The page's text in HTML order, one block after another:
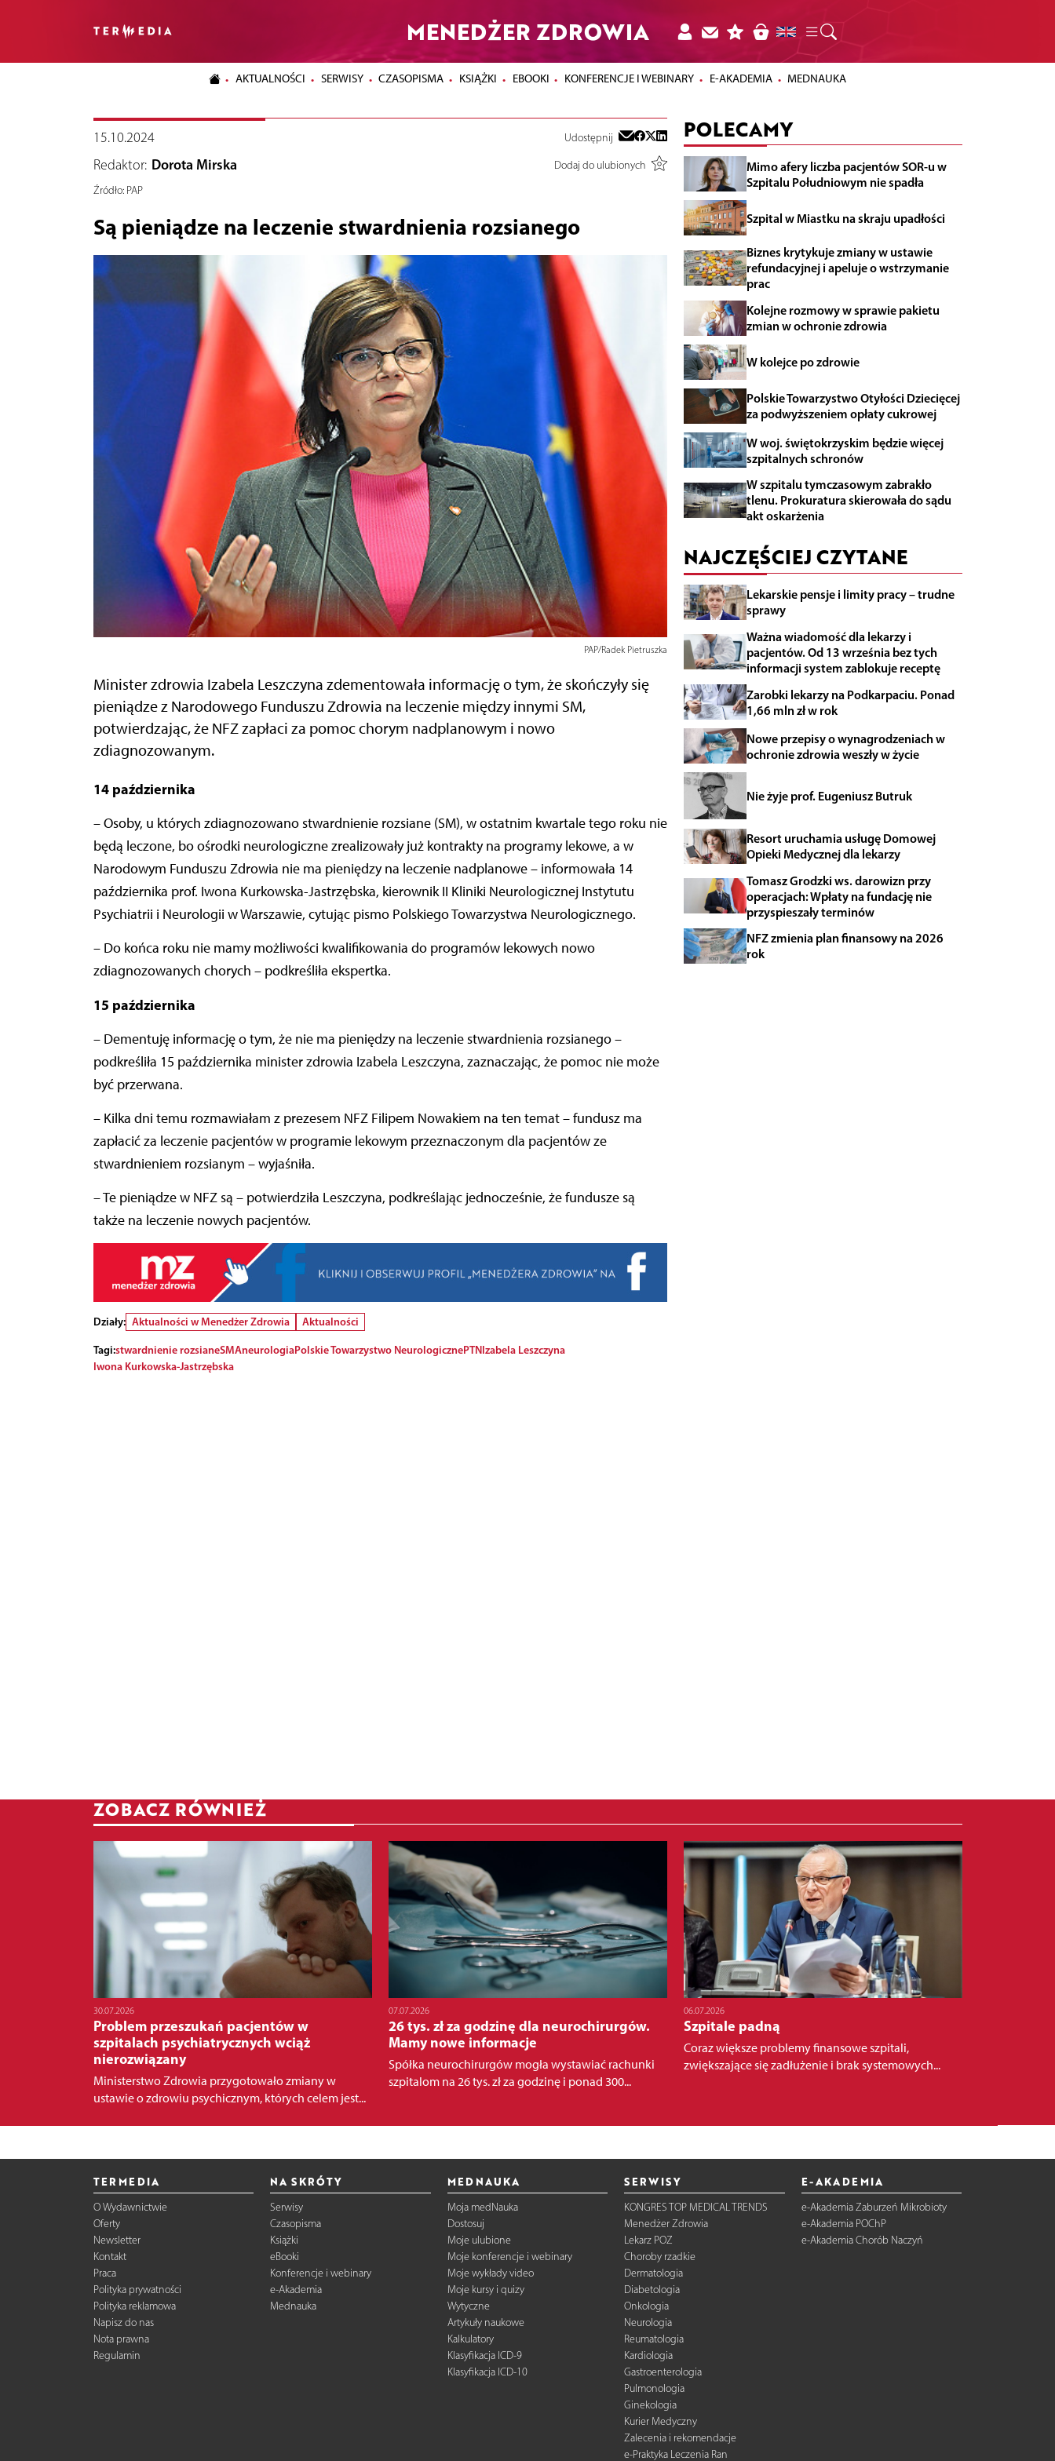
MENEDŻER ZDROWIA
AKTUALNOŚCI SERWISY CZASOPISMA KSIĄŻKI EBOOKI KONFERENCJE I WEBINARY E-AKADEMIA MEDNAUKA
15.10.2024 Udostępnij
Redaktor: Dorota Mirska
Dodaj do ulubionych
Źródło:PAP
Są pieniądze na leczenie stwardnienia rozsianego
PAP/Radek Pietruszka
Minister zdrowia Izabela Leszczyna zdementowała informację o tym, że skończyły się
pieniądze z Narodowego Funduszu Zdrowia na leczenie między innymi SM,
potwierdzając, że NFZ zapłaci za pomoc chorym nadplanowym i nowo
zdiagnozowanym.
14 października
– Osoby, u których zdiagnozowano stwardnienie rozsiane (SM), w ostatnim kwartale tego roku nie
będą leczone, bo ośrodki neurologiczne zrealizowały już kontrakty na programy lekowe, a w
Narodowym Funduszu Zdrowia nie ma pieniędzy na leczenie nadplanowe – informowała 14
października prof. Iwona Kurkowska-Jastrzębska, kierownik II Kliniki Neurologicznej Instytutu
Psychiatrii i Neurologii w Warszawie, cytując pismo Polskiego Towarzystwa Neurologicznego.
– Do końca roku nie mamy możliwości kwalifikowania do programów lekowych nowo
zdiagnozowanych chorych – podkreśliła ekspertka.
15 października
– Dementuję informację o tym, że nie ma pieniędzy na leczenie stwardnienia rozsianego –
podkreśliła 15 października minister zdrowia Izabela Leszczyna, zaznaczając, że pomoc nie może
być przerwana.
– Kilka dni temu rozmawiałam z prezesem NFZ Filipem Nowakiem na ten temat – fundusz ma
zapłacić za leczenie pacjentów w programie lekowym przeznaczonym dla pacjentów ze
stwardnieniem rozsianym – wyjaśniła.
– Te pieniądze w NFZ są – potwierdziła Leszczyna, podkreślając jednocześnie, że fundusze są
także na leczenie nowych pacjentów.
Działy: Aktualności w Menedżer Zdrowia
Aktualności
Tagi:stwardnienie rozsianeSMAneurologiaPolskie Towarzystwo NeurologicznePTNIzabela Leszczyna
Iwona Kurkowska-Jastrzębska
POLECAMY
Mimo afery liczba pacjentów SOR-u w
Szpitalu Południowym nie spadła
Szpital w Miastku na skraju upadłości
Biznes krytykuje zmiany w ustawie
refundacyjnej i apeluje o wstrzymanie
prac
Kolejne rozmowy w sprawie pakietu
zmian w ochronie zdrowia
W kolejce po zdrowie
Polskie Towarzystwo Otyłości Dziecięcej
za podwyższeniem opłaty cukrowej
W woj. świętokrzyskim będzie więcej
szpitalnych schronów
W szpitalu tymczasowym zabrakło
tlenu. Prokuratura skierowała do sądu
akt oskarżenia
NAJCZĘŚCIEJ CZYTANE
Lekarskie pensje i limity pracy – trudne
sprawy
Ważna wiadomość dla lekarzy i
pacjentów. Od 13 września bez tych
informacji system zablokuje receptę
Zarobki lekarzy na Podkarpaciu. Ponad
1,66 mln zł w rok
Nowe przepisy o wynagrodzeniach w
ochronie zdrowia weszły w życie
Nie żyje prof. Eugeniusz Butruk
Resort uruchamia usługę Domowej
Opieki Medycznej dla lekarzy
Tomasz Grodzki ws. darowizn przy
operacjach: Wpłaty na fundację nie
przyspieszały terminów
NFZ zmienia plan finansowy na 2026
rok
ZOBACZ RÓWNIEŻ
30.07.2026
Problem przeszukań pacjentów w
szpitalach psychiatrycznych wciąż
nierozwiązany
Ministerstwo Zdrowia przygotowało zmiany w
ustawie o zdrowiu psychicznym, których celem jest...
07.07.2026
26 tys. zł za godzinę dla neurochirurgów.
Mamy nowe informacje
Spółka neurochirurgów mogła wystawiać rachunki
szpitalom na 26 tys. zł za godzinę i ponad 300...
06.07.2026
Szpitale padną
Coraz większe problemy finansowe szpitali,
zwiększające się zadłużenie i brak systemowych...
TERMEDIA
O Wydawnictwie
Oferty
Newsletter
Kontakt
Praca
Polityka prywatności
Polityka reklamowa
Napisz do nas
Nota prawna
Regulamin
NA SKRÓTY
Serwisy
Czasopisma
Książki
eBooki
Konferencje i webinary
e-Akademia
Mednauka
MEDNAUKA
Moja medNauka
Dostosuj
Moje ulubione
Moje konferencje i webinary
Moje wykłady video
Moje kursy i quizy
Wytyczne
Artykuły naukowe
Kalkulatory
Klasyfikacja ICD-9
Klasyfikacja ICD-10
SERWISY
KONGRES TOP MEDICAL TRENDS
Menedżer Zdrowia
Lekarz POZ
Choroby rzadkie
Dermatologia
Diabetologia
Onkologia
Neurologia
Reumatologia
Kardiologia
Gastroenterologia
Pulmonologia
Ginekologia
Kurier Medyczny
Zalecenia i rekomendacje
e-Praktyka Leczenia Ran
E-AKADEMIA
e-Akademia Zaburzeń Mikrobioty
e-Akademia POChP
e-Akademia Chorób Naczyń